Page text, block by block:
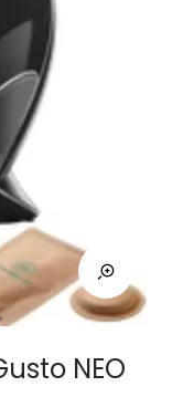
NEO